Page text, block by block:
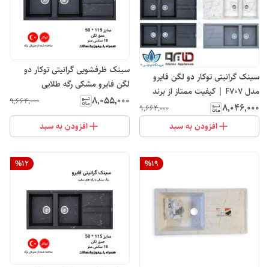
سینک گرانیتی توکار دو لگن فایرو
مدل F707 | کیفیت ممتاز از برند
معتبر فایرو تنوع رنگ
۸٬۰۴۶٬۰۰۰ ۹٬۶۶۴٬۰۰۰
افزودن به سبد
سینک ظرفشویی گرانیتی توکار دو
لگن فایرو مشکی رگه طلایی
۸٬۰۵۵٬۰۰۰ ۹٬۶۶۴٬۰۰۰
افزودن به سبد
%19
%12